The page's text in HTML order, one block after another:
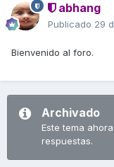
abhang
Publicado 29
Bienvenido al foro.
Archivado
Este tema
respuestas.